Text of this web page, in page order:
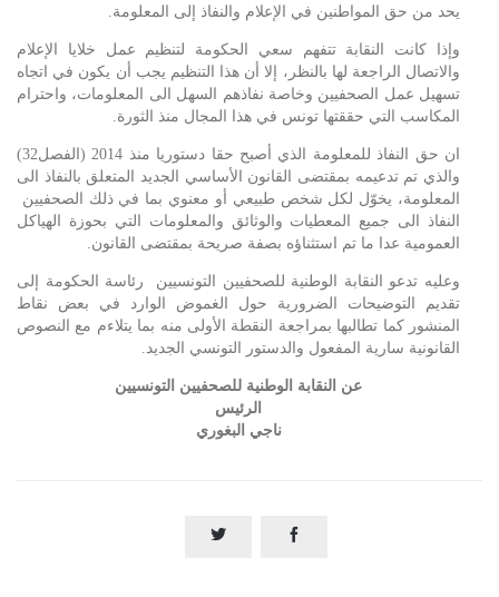
يحد من حق المواطنين في الإعلام والنفاذ إلى المعلومة.
وإذا كانت النقابة تتفهم سعي الحكومة لتنظيم عمل خلايا الإعلام
والاتصال الراجعة لها بالنظر، إلا أن هذا التنظيم يجب أن يكون في اتجاه
تسهيل عمل الصحفيين وخاصة نفاذهم السهل الى المعلومات، واحترام
المكاسب التي حققتها تونس في هذا المجال منذ الثورة.
ان حق النفاذ للمعلومة الذي أصبح حقا دستوريا منذ 2014 (الفصل32)
والذي تم تدعيمه بمقتضى القانون الأساسي الجديد المتعلق بالنفاذ الى
المعلومة، يخوّل لكل شخص طبيعي أو معنوي بما في ذلك الصحفيين
النفاذ الى جميع المعطيات والوثائق والمعلومات التي بحوزة الهياكل
العمومية عدا ما تم استثناؤه بصفة صريحة بمقتضى القانون.
وعليه تدعو النقابة الوطنية للصحفيين التونسيين
رئاسة الحكومة إلى
تقديم التوضيحات الضرورية حول الغموض الوارد في بعض نقاط
المنشور كما تطالبها بمراجعة النقطة الأولى منه بما يتلاءم مع النصوص
القانونية سارية المفعول والدستور التونسي الجديد.
عن النقابة الوطنية للصحفيين التونسيين
الرئيس
ناجي البغوري

